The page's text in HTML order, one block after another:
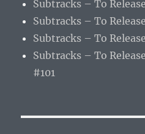
Subtracks – To
Subtracks – To
Subtracks – To
Subtracks – To
#101